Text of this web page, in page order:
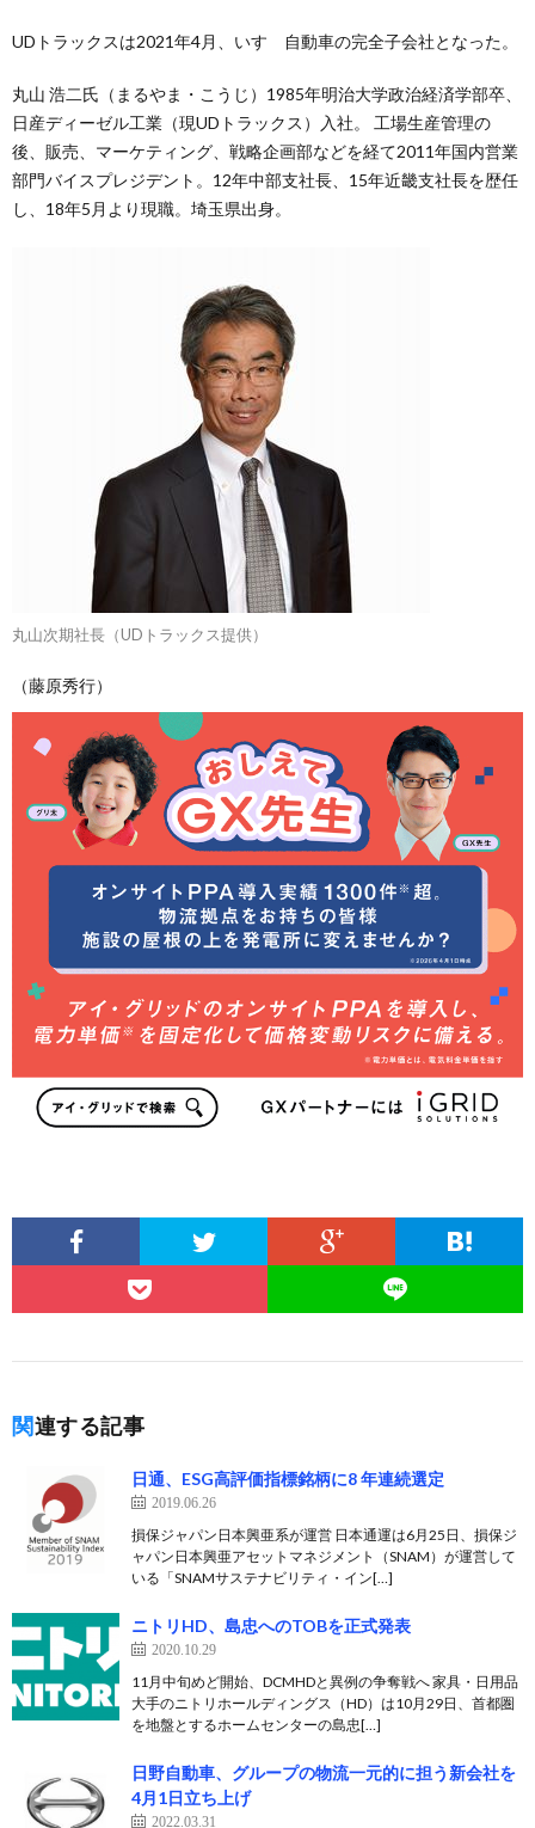
UDトラックスは2021年4月、いすゞ自動車の完全子会社となった。
丸山 浩二氏（まるやま・こうじ）1985年明治大学政治経済学部卒、
日産ディーゼル工業（現UDトラックス）入社。 工場生産管理の
後、販売、マーケティング、戦略企画部などを経て2011年国内営業
部門バイスプレジデント。12年中部支社長、15年近畿支社長を歴任
し、18年5月より現職。埼玉県出身。
丸山次期社長（UDトラックス提供）
（藤原秀行）
関連する記事
日通、ESG高評価指標銘柄に8 年連続選定
2019.06.26
損保ジャパン日本興亜系が運営 日本通運は6月25日、損保ジ
ャパン日本興亜アセットマネジメント（SNAM）が運営して
いる「SNAMサステナビリティ・イン[…]
ニトリHD、島忠へのTOBを正式発表
2020.10.29
11月中旬めど開始、DCMHDと異例の争奪戦へ 家具・日用品
大手のニトリホールディングス（HD）は10月29日、首都圏
を地盤とするホームセンターの島忠[…]
日野自動車、グループの物流一元的に担う新会社を
4月1日立ち上げ
2022.03.31